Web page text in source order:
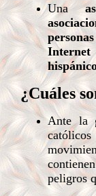
Una
Internet
¿Cuáles
Ante la
peligros